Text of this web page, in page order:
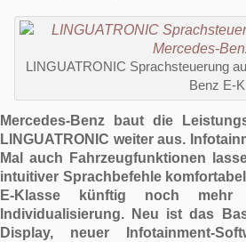
LINGUATRONIC Sprachsteuerung
Benz E-
Mercedes-Benz baut die
LINGUATRONIC weiter aus.
Mal auch Fahrzeugfunktionen
intuitiver Sprachbefehle
E-Klasse künftig noch mehr
Individualisierung. Neu ist das
Display, neuer Infotainment-